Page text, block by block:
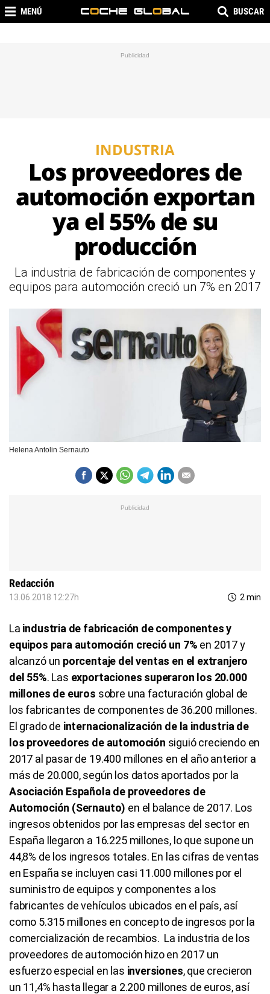
MENÚ BUSCAR
INDUSTRIA
Los proveedores de
automoción exportan
ya el 55% de su
producción
La industria de fabricación de componentes y
equipos para automoción creció un 7% en 2017
Helena Antolin Sernauto
Redacción
13.06.2018 12:27h 2 min
La industria de fabricación de componentes y
equipos para automoción creció un 7% en 2017 y
alcanzó un porcentaje del ventas en el extranjero
del 55%. Las exportaciones superaron los 20.000
millones de euros sobre una facturación global de
los fabricantes de componentes de 36.200 millones.
El grado de internacionalización de la industria de
los proveedores de automoción siguió creciendo en
2017 al pasar de 19.400 millones en el año anterior a
más de 20.000, según los datos aportados por la
Asociación Española de proveedores de
Automoción (Sernauto) en el balance de 2017. Los
ingresos obtenidos por las empresas del sector en
España llegaron a 16.225 millones, lo que supone un
44,8% de los ingresos totales. En las cifras de ventas
en España se incluyen casi 11.000 millones por el
suministro de equipos y componentes a los
fabricantes de vehículos ubicados en el país, así
como 5.315 millones en concepto de ingresos por la
comercialización de recambios. La industria de los
proveedores de automoción hizo en 2017 un
esfuerzo especial en las inversiones, que crecieron
un 11,4% hasta llegar a 2.200 millones de euros, así